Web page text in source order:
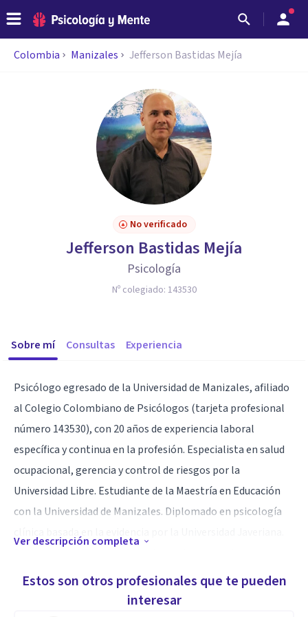
Colombia Manizales Jefferson Bastidas Mejía
No verificado
Jefferson Bastidas Mejía
Psicología
Nº colegiado: 143530
Sobre mí Consultas Experiencia
Psicólogo egresado de la Universidad de Manizales, afiliado
al Colegio Colombiano de Psicólogos (tarjeta profesional
número 143530), con 20 años de experiencia laboral
específica y continua en la profesión. Especialista en salud
ocupacional, gerencia y control de riesgos por la
Universidad Libre. Estudiante de la Maestría en Educación
con la Universidad de Manizales. Diplomado en psicología
Universidad del Rosario. Diplomado en Hipnosis clínica y
relajación en psicoterapia por el Politécnico
Ver descripción completa
Estos son otros profesionales que te pueden
interesar